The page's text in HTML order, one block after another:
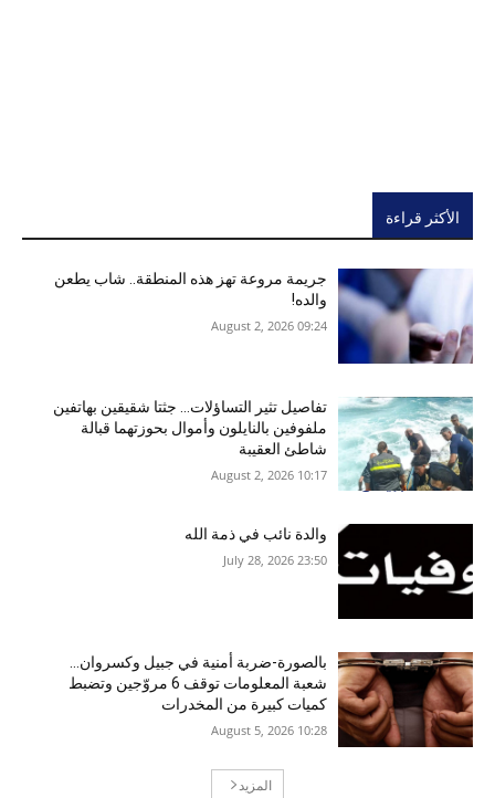
الأكثر قراءة
جريمة مروعة تهز هذه المنطقة.. شاب يطعن
والده!
09:24 2026 ,August 2
تفاصيل تثير التساؤلات… جثتا شقيقين بهاتفين
ملفوفين بالنايلون وأموال بحوزتهما قبالة
شاطئ العقيبة
10:17 2026 ,August 2
والدة نائب في ذمة الله
23:50 2026 ,July 28
بالصورة-ضربة أمنية في جبيل وكسروان…
شعبة المعلومات توقف 6 مروّجين وتضبط
كميات كبيرة من المخدرات
10:28 2026 ,August 5
المزيد